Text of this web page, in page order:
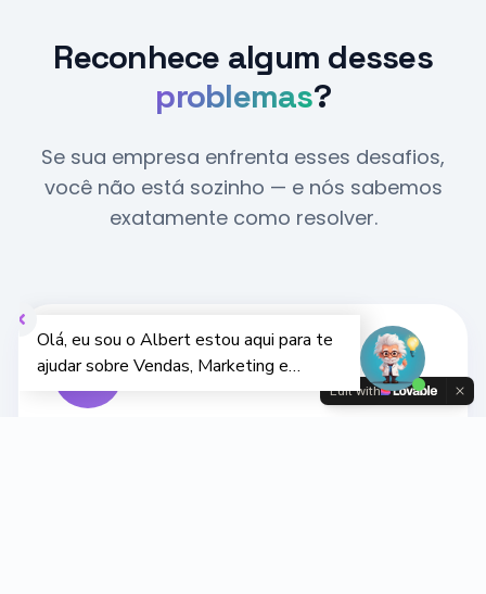
Reconhece algum desses
problemas?
Se sua empresa enfrenta esses desafios,
você não está sozinho — e nós sabemos
exatamente como resolver.
Edit with